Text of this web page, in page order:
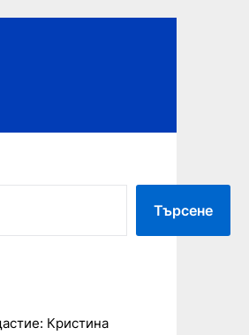
Търсене
Кристина